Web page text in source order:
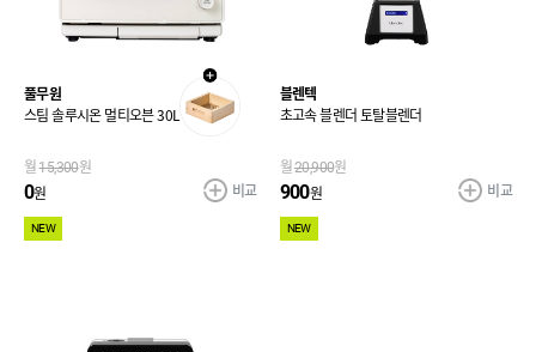
풀무원
스팀 솔루시온 멀티오븐 30L
월15,300원
0원
NEW
비교
블렌텍
초고속 블렌더 토탈블렌더
월20,900원
900원
NEW
비교